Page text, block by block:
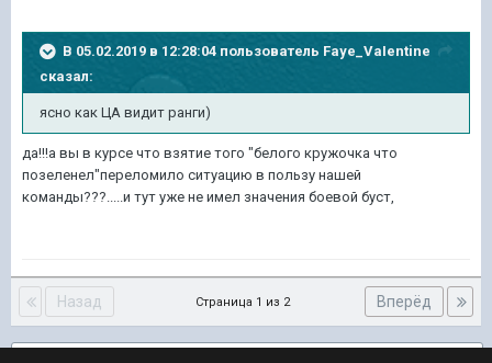
В 05.02.2019 в 12:28:04 пользователь Faye_VaIentine
сказал:
ясно как ЦА видит ранги)
да!!!а вы в курсе что взятие того "белого кружочка что
позеленел"переломило ситуацию в пользу нашей
команды???.....и тут уже не имел значения боевой буст,
Назад Вперёд
Страница 1 из 2